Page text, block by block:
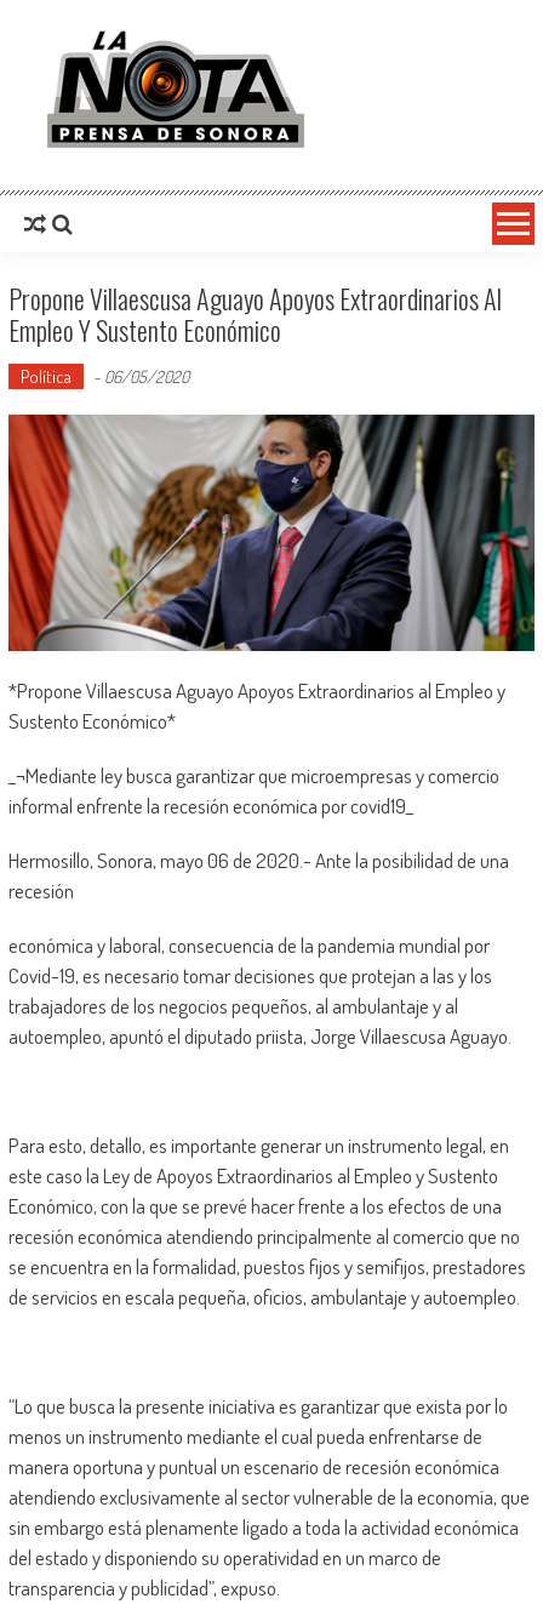
La Nota Prensa De Sonora
Propone Villaescusa Aguayo Apoyos Extraordinarios Al
Empleo Y Sustento Económico
Política - 06/05/2020
*Propone Villaescusa Aguayo Apoyos Extraordinarios al Empleo y
Sustento Económico*
_¬Mediante ley busca garantizar que microempresas y comercio
informal enfrente la recesión económica por covid19_
Hermosillo, Sonora, mayo 06 de 2020.- Ante la posibilidad de una
recesión
económica y laboral, consecuencia de la pandemia mundial por
Covid-19, es necesario tomar decisiones que protejan a las y los
trabajadores de los negocios pequeños, al ambulantaje y al
autoempleo, apuntó el diputado priista, Jorge Villaescusa Aguayo.
Para esto, detallo, es importante generar un instrumento legal, en
este caso la Ley de Apoyos Extraordinarios al Empleo y Sustento
Económico, con la que se prevé hacer frente a los efectos de una
recesión económica atendiendo principalmente al comercio que no
se encuentra en la formalidad, puestos fijos y semifijos, prestadores
de servicios en escala pequeña, oficios, ambulantaje y autoempleo.
“Lo que busca la presente iniciativa es garantizar que exista por lo
menos un instrumento mediante el cual pueda enfrentarse de
manera oportuna y puntual un escenario de recesión económica
atendiendo exclusivamente al sector vulnerable de la economía, que
sin embargo está plenamente ligado a toda la actividad económica
del estado y disponiendo su operatividad en un marco de
transparencia y publicidad”, expuso.